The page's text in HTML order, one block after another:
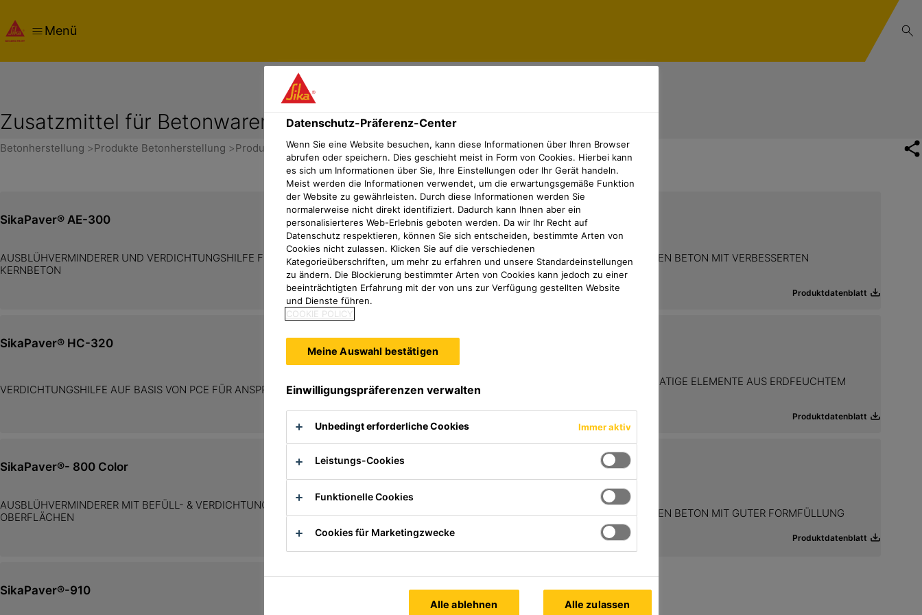
Menü
Zusatzmittel für Betonwaren
Betonherstellung Produkte Betonherstellung Produkte Fertigteile und Betonwaren Zusatzmittel für Betonwaren
SikaPaver® AE-300
AUSBLÜHVERMINDERER UND VERDICHTUNGSHILFE FÜR VORSATZ- UND
KERNBETON
Produktdatenblatt
SikaPaver® HC-218
VERDICHTUNGSHILFE FÜR ERDFEUCHTEN BETON MIT VERBESSERTEN
BEFÜLLEIGENSCHAFTEN
Produktdatenblatt
SikaPaver® HC-320
VERDICHTUNGSHILFE AUF BASIS VON PCE FÜR ANSPRUCHSVOLLE BETONWAREN
Produktdatenblatt
VERDICHTUNGSHILFE FÜR GROSSFORMATIGE ELEMENTE AUS ERDFEUCHTEM
BETON
Produktdatenblatt
SikaPaver®- 800 Color
AUSBLÜHVERMINDERER MIT BEFÜLL- & VERDICHTUNGSHILFE FÜR GLATTE
OBERFLÄCHEN
Produktdatenblatt
VERDICHTUNGSHILFE FÜR ERDFEUCHTEN BETON MIT GUTER FORMFÜLLUNG
Produktdatenblatt
SikaPaver®-910
Datenschutz-Präferenz-Center
Wenn Sie eine Website besuchen, kann diese Informationen über Ihren Browser
abrufen oder speichern. Dies geschieht meist in Form von Cookies. Hierbei kann
es sich um Informationen über Sie, Ihre Einstellungen oder Ihr Gerät handeln.
Meist werden die Informationen verwendet, um die erwartungsgemäße Funktion
der Website zu gewährleisten. Durch diese Informationen werden Sie
normalerweise nicht direkt identifiziert. Dadurch kann Ihnen aber ein
personalisierteres Web-Erlebnis geboten werden. Da wir Ihr Recht auf
Datenschutz respektieren, können Sie sich entscheiden, bestimmte Arten von
Cookies nicht zulassen. Klicken Sie auf die verschiedenen
Kategorieüberschriften, um mehr zu erfahren und unsere Standardeinstellungen
zu ändern. Die Blockierung bestimmter Arten von Cookies kann jedoch zu einer
beeinträchtigten Erfahrung mit der von uns zur Verfügung gestellten Website
und Dienste führen.
COOKIE POLICY
Meine Auswahl bestätigen
Einwilligungspräferenzen verwalten
Unbedingt erforderliche Cookies Immer aktiv
Leistungs-Cookies
Funktionelle Cookies
Cookies für Marketingzwecke
Alle ablehnen Alle zulassen